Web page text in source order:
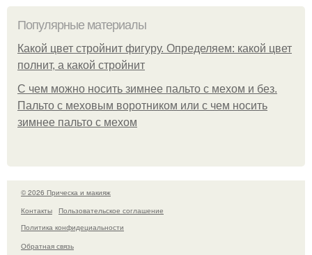
Популярные материалы
Какой цвет стройнит фигуру. Определяем: какой цвет
полнит, а какой стройнит
C чем можно носить зимнее пальто с мехом и без.
Пальто с меховым воротником или с чем носить
зимнее пальто с мехом
© 2026 Прическа и макияж
Контакты
Пользовательское соглашение
Политика конфидециальности
Обратная связь